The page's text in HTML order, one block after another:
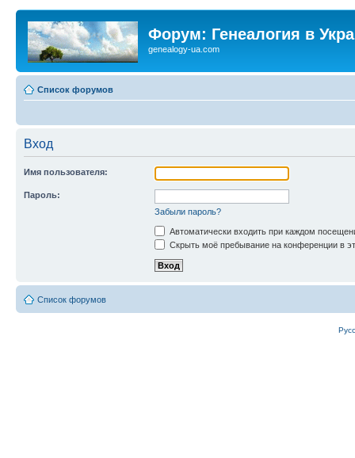
Форум: Генеалогия в
genealogy-ua.com
Список форумов
Вход
Имя пользователя:
Пароль:
Забыли пароль?
Автоматически входить при каждом
Скрыть моё пребывание на конференции в
Список форумов